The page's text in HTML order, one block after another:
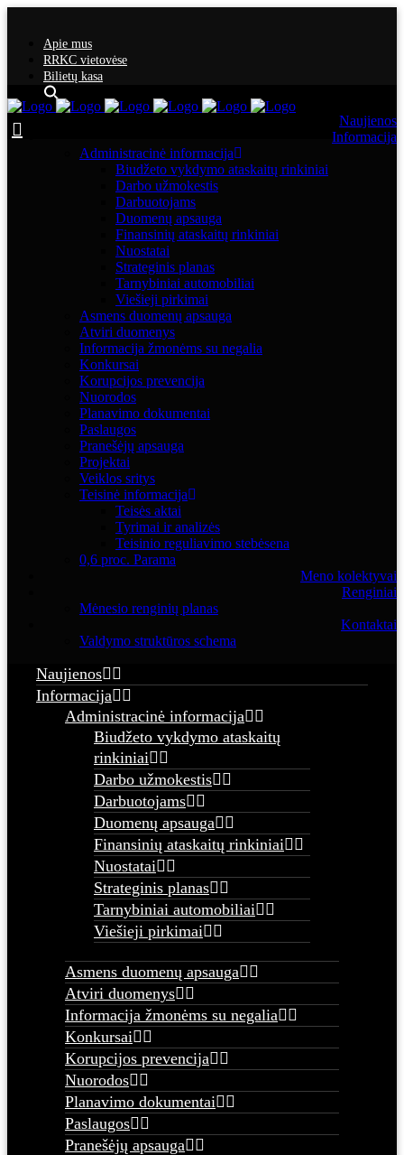
Apie mus
RRKC vietovėse
Bilietų kasa
Naujienos
Informacija
Administracinė informacija
Biudžeto vykdymo ataskaitų rinkiniai
Darbo užmokestis
Darbuotojams
Duomenų apsauga
Finansinių ataskaitų rinkiniai
Nuostatai
Strateginis planas
Tarnybiniai automobiliai
Viešieji pirkimai
Asmens duomenų apsauga
Atviri duomenys
Informacija žmonėms su negalia
Konkursai
Korupcijos prevencija
Nuorodos
Planavimo dokumentai
Paslaugos
Pranešėjų apsauga
Projektai
Veiklos sritys
Teisinė informacija
Teisės aktai
Tyrimai ir analizės
Teisinio reguliavimo stebėsena
0,6 proc. Parama
Meno kolektyvai
Renginiai
Mėnesio renginių planas
Kontaktai
Valdymo struktūros schema
Naujienos
Informacija
Administracinė informacija
Biudžeto vykdymo ataskaitų
rinkiniai
Darbo užmokestis
Darbuotojams
Duomenų apsauga
Finansinių ataskaitų rinkiniai
Nuostatai
Strateginis planas
Tarnybiniai automobiliai
Viešieji pirkimai
Asmens duomenų apsauga
Atviri duomenys
Informacija žmonėms su negalia
Konkursai
Korupcijos prevencija
Nuorodos
Planavimo dokumentai
Paslaugos
Pranešėjų apsauga